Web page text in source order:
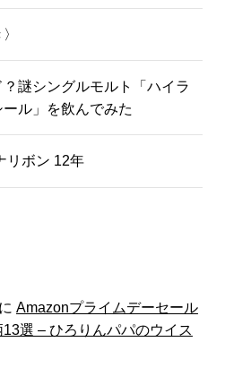
謎シングルモルト「ハイラ
ル」を飲んでみた
リボン 12年
Amazonプライムデーセール
選 – ひろりんパパのウイス